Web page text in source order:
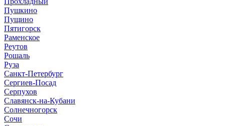
Пушкино
Пущино
Пятигорск
Раменское
Реутов
Рошаль
Руза
Санкт-Петербург
Сергиев-Посад
Серпухов
Славянск-на-Кубани
Солнечногорск
Сочи